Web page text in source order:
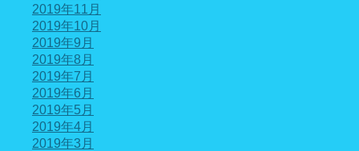
2019年11月
2019年10月
2019年9月
2019年8月
2019年7月
2019年6月
2019年5月
2019年4月
2019年3月